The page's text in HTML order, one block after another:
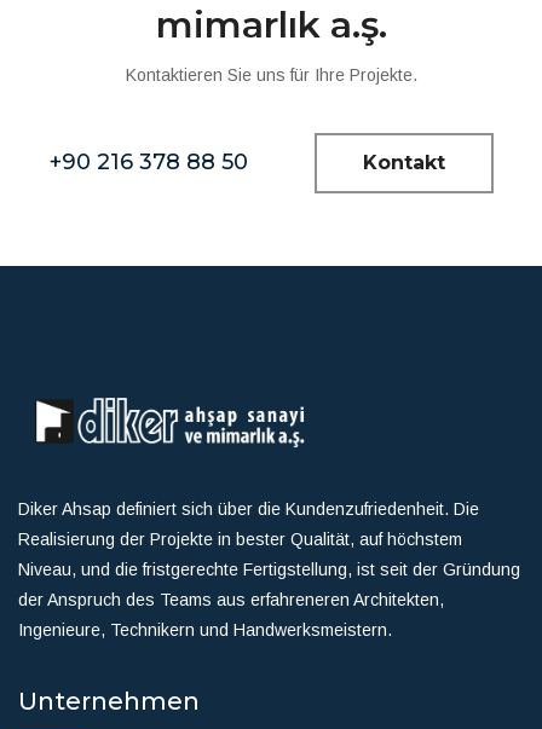
mimarlık a.ş.
Kontaktieren Sie uns für Ihre Projekte.
+90 216 378 88 50 Kontakt
Diker Ahsap definiert sich über die Kundenzufriedenheit. Die
Realisierung der Projekte in bester Qualität, auf höchstem
Niveau, und die fristgerechte Fertigstellung, ist seit der Gründung
der Anspruch des Teams aus erfahreneren Architekten,
Ingenieure, Technikern und Handwerksmeistern.
Unternehmen